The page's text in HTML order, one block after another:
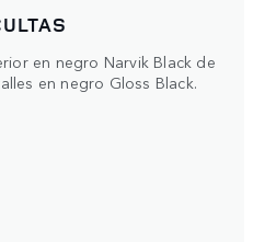
en negro Narvik Black de
en negro Gloss Black.